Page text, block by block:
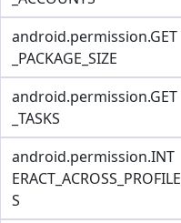
android.permission.GET
_PACKAGE_SIZE
android.permission.GET
_TASKS
android.permission.INT
ERACT_ACROSS_PROFILE
S